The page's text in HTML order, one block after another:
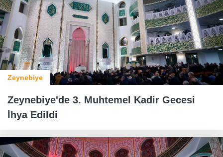
Zeynebiye
Zeynebiye'de 3. Muhtemel Kadir Gecesi
İhya Edildi